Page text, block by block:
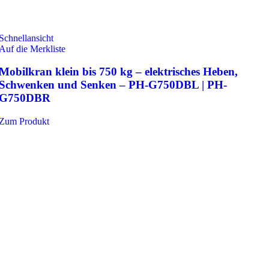
die Merkliste
klein bis 750 kg – elektrisches Heben,
und Senken – PH-G750DBL | PH-
Produkt